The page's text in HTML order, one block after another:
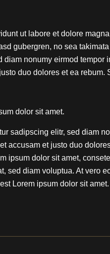
ut labore et dolore
gubergren, no sea
diam nonumy eirmod
duo dolores et ea rebum.
dolor sit amet.
sadipscing elitr, sed diam
accusam et justo duo
ipsum dolor sit amet,
sed diam voluptua. At vero
Lorem ipsum dolor sit amet.